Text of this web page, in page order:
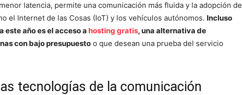
latencia, permite una comunicación más fluida y la adopción de
el Internet de las Cosas (IoT) y los vehículos autónomos. Incluso
este año es el acceso a hosting gratis, una alternativa de
con bajo presupuesto o que desean una prueba del servicio
tecnologías de la comunicación